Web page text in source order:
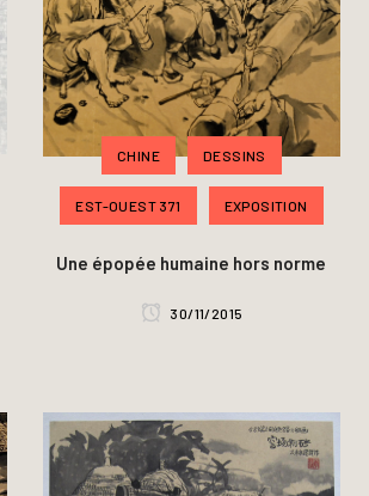
CHINE DESSINS
EST-OUEST 371 EXPOSITION
Une épopée humaine hors norme
30/11/2015